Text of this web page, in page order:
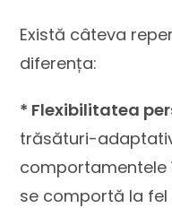
Există câteva
diferența:
* Flexibilitatea
trăsături-
comportamentele
se comportă la